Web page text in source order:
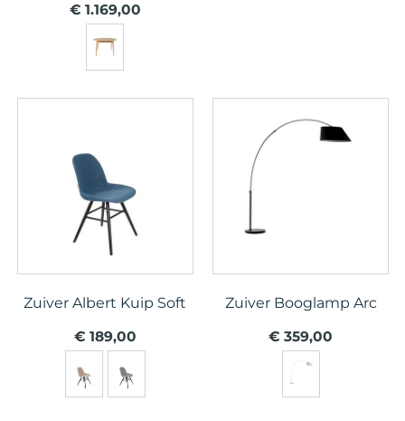
€ 1.169,00
Zuiver Albert Kuip Soft
€ 189,00
Zuiver Booglamp Arc
€ 359,00